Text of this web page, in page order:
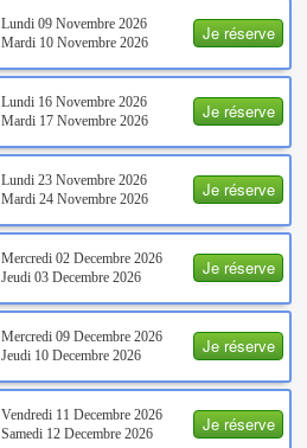
Je réserve
Lundi 09 Novembre 2026
Mardi 10 Novembre 2026
Je réserve
Lundi 16 Novembre 2026
Mardi 17 Novembre 2026
Je réserve
Lundi 23 Novembre 2026
Mardi 24 Novembre 2026
Je réserve
Mercredi 02 Decembre 2026
Jeudi 03 Decembre 2026
Je réserve
Mercredi 09 Decembre 2026
Jeudi 10 Decembre 2026
Je réserve
Vendredi 11 Decembre 2026
Samedi 12 Decembre 2026